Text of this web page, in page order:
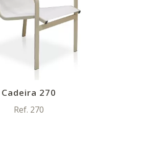
Cadeira 270
Ref. 270